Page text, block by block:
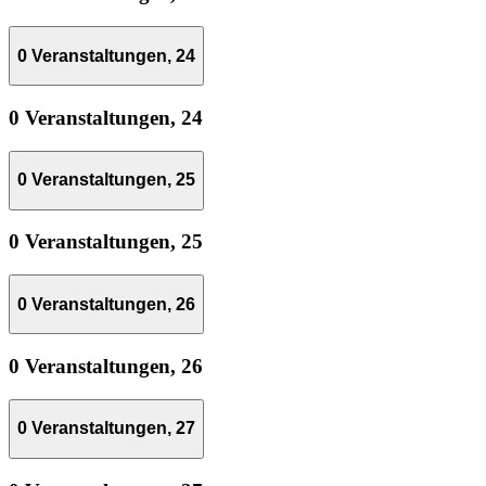
0 Veranstaltungen, 24
0 Veranstaltungen, 24
0 Veranstaltungen, 25
0 Veranstaltungen, 25
0 Veranstaltungen, 26
0 Veranstaltungen, 26
0 Veranstaltungen, 27